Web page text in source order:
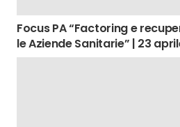
Focus PA “Factoring e
le Aziende Sanitarie” | 23